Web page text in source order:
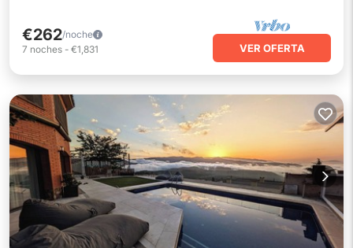
€262/noche
7 noches - €1,831 VER OFERTA